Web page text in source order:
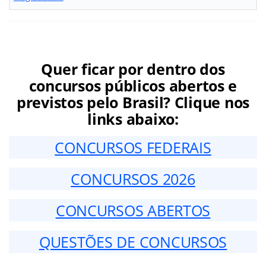
Quer ficar por dentro dos
concursos públicos abertos e
previstos pelo Brasil? Clique nos
links abaixo:
CONCURSOS FEDERAIS
CONCURSOS 2026
CONCURSOS ABERTOS
QUESTÕES DE CONCURSOS